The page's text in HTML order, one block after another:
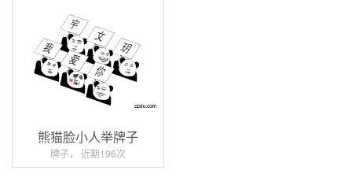
熊猫脸小人举牌子
牌子， 近期196次